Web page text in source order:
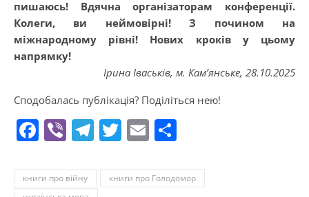
пишаюсь! Вдячна організаторам конференції.
Колеги, ви неймовірні! З почином на
міжнародному рівні! Нових кроків у цьому
напрямку!
Ірина Іваськів, м. Кам’янське, 28.10.2025
Сподобалась публікація? Поділіться нею!
Facebook
ViberTelegram
Twitter
Email
книги про війну
книги про Голодомор